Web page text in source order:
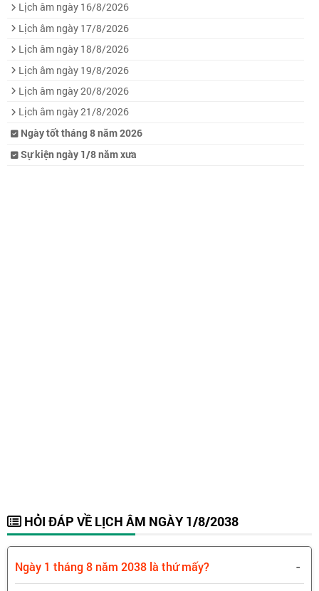
Lịch âm ngày 16/8/2026
Lịch âm ngày 17/8/2026
Lịch âm ngày 18/8/2026
Lịch âm ngày 19/8/2026
Lịch âm ngày 20/8/2026
Lịch âm ngày 21/8/2026
Ngày tốt tháng 8 năm 2026
Sự kiện ngày 1/8 năm xưa
HỎI ĐÁP VỀ LỊCH ÂM NGÀY 1/8/2038
Ngày 1 tháng 8 năm 2038 là thứ mấy? -